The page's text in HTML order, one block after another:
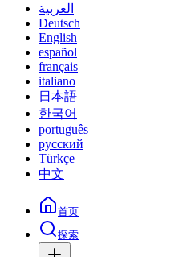
العربية
Deutsch
English
español
français
italiano
日本語
한국어
português
русский
Türkçe
中文
首页
探索